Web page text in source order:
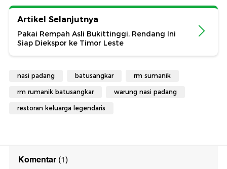
Artikel Selanjutnya
Pakai Rempah Asli Bukittinggi, Rendang Ini
Siap Diekspor ke Timor Leste
nasi padang batusangkar rm sumanik
rm rumanik batusangkar warung nasi padang
restoran keluarga legendaris